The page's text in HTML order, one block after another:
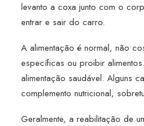
levanto a coxa junto com o
entrar e sair do carro.
A alimentação é normal, não
específicas ou proibir
alimentação saudável. Alguns
complemento nutricional,
Geralmente, a reabilitação de